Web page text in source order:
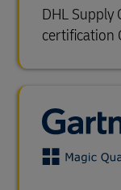
DHL Supply
certification